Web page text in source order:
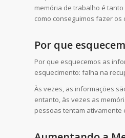
memória de trabalho é
como conseguimos fazer
Por que
Por que esquecemos as
esquecimento: falha na
Às vezes, as informações
entanto, às vezes as
pessoas tentam ativamente